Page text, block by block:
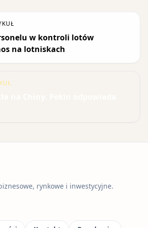
w kontroli lotów
na lotniskach
rynkowe i inwestycyjne.